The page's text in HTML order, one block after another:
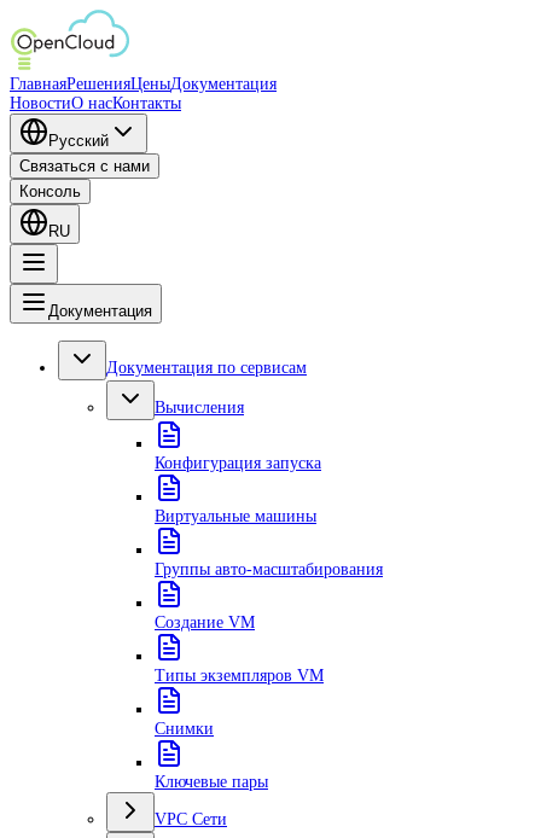
ГлавнаяРешенияЦеныДокументация
НовостиО насКонтакты
Русский
Связаться с нами
Консоль
RU
Документация
Документация по сервисам
Вычисления
Конфигурация запуска
Виртуальные машины
Группы авто-масштабирования
Создание VM
Типы экземпляров VM
Снимки
Ключевые пары
VPC Сети